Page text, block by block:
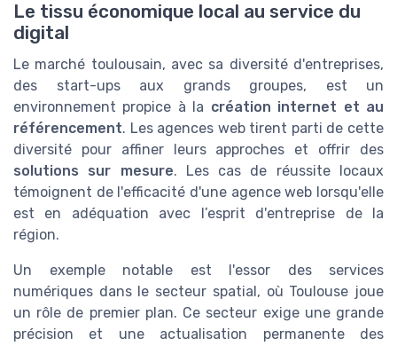
Le tissu économique local au service du
digital
Le marché toulousain, avec sa diversité d'entreprises,
des start-ups aux grands groupes, est un
environnement propice à la création internet et au
référencement. Les agences web tirent parti de cette
diversité pour affiner leurs approches et offrir des
solutions sur mesure. Les cas de réussite locaux
témoignent de l'efficacité d'une agence web lorsqu'elle
est en adéquation avec l’esprit d'entreprise de la
région.
Un exemple notable est l'essor des services
numériques dans le secteur spatial, où Toulouse joue
un rôle de premier plan. Ce secteur exige une grande
précision et une actualisation permanente des